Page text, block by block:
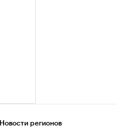
Новости регионов